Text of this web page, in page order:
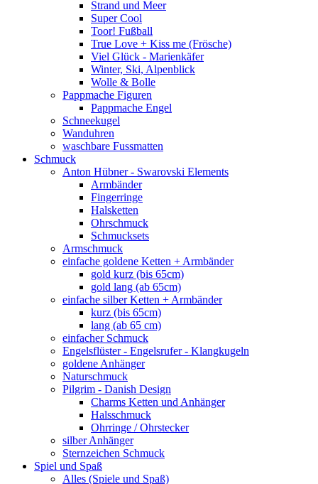
Strand und Meer
Super Cool
Toor! Fußball
True Love + Kiss me (Frösche)
Viel Glück - Marienkäfer
Winter, Ski, Alpenblick
Wolle & Bolle
Pappmache Figuren
Pappmache Engel
Schneekugel
Wanduhren
waschbare Fussmatten
Schmuck
Anton Hübner - Swarovski Elements
Armbänder
Fingerringe
Halsketten
Ohrschmuck
Schmucksets
Armschmuck
einfache goldene Ketten + Armbänder
gold kurz (bis 65cm)
gold lang (ab 65cm)
einfache silber Ketten + Armbänder
kurz (bis 65cm)
lang (ab 65 cm)
einfacher Schmuck
Engelsflüster - Engelsrufer - Klangkugeln
goldene Anhänger
Naturschmuck
Pilgrim - Danish Design
Charms Ketten und Anhänger
Halsschmuck
Ohrringe / Ohrstecker
silber Anhänger
Sternzeichen Schmuck
Spiel und Spaß
Alles (Spiele und Spaß)